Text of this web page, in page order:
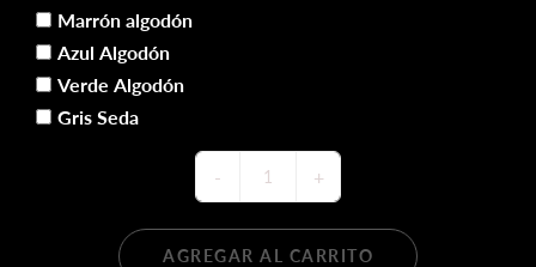
Marrón algodón
Azul Algodón
Verde Algodón
Gris Seda
- +
AGREGAR AL CARRITO